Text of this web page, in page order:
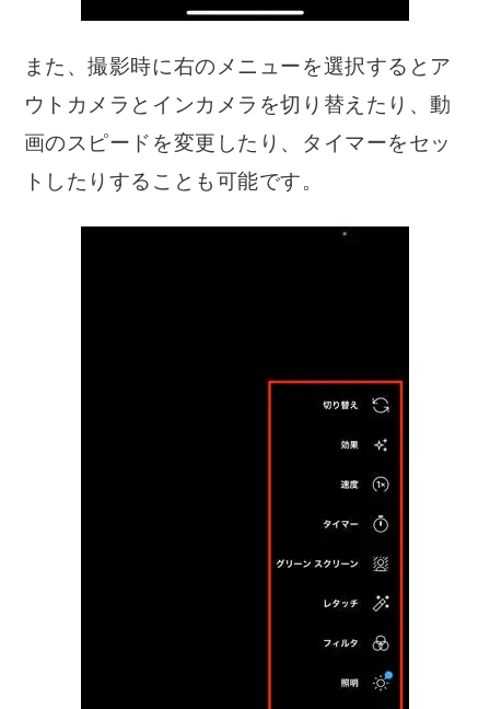
また、撮影時に右のメニューを選択するとア
ウトカメラとインカメラを切り替えたり、動
画のスピードを変更したり、タイマーをセッ
トしたりすることも可能です。